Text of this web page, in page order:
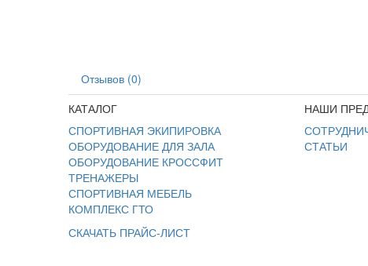
Отзывов (0)
КАТАЛОГ
СПОРТИВНАЯ ЭКИПИРОВКА
ОБОРУДОВАНИЕ ДЛЯ ЗАЛА
ОБОРУДОВАНИЕ КРОССФИТ
ТРЕНАЖЕРЫ
СПОРТИВНАЯ МЕБЕЛЬ
КОМПЛЕКС ГТО
СКАЧАТЬ ПРАЙС-ЛИСТ
НАШИ
СТАТЬИ